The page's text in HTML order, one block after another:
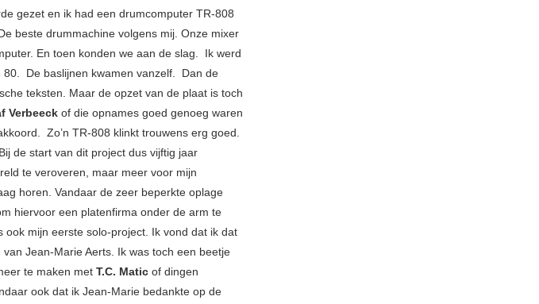
gezet en ik had een drumcomputer TR-808
beste drummachine volgens mij. Onze mixer
En toen konden we aan de slag. Ik werd
De baslijnen kwamen vanzelf. Dan de
teksten. Maar de opzet van de plaat is toch
Verbeeck of die opnames goed genoeg waren
Zo’n TR-808 klinkt trouwens erg goed.
de start van dit project dus vijftig jaar
te veroveren, maar meer voor mijn
horen. Vandaar de zeer beperkte oplage
hiervoor een platenfirma onder de arm te
ook mijn eerste solo-project. Ik vond dat ik dat
Jean-Marie Aerts. Ik was toch een beetje
te maken met T.C. Matic of dingen
ook dat ik Jean-Marie bedankte op de